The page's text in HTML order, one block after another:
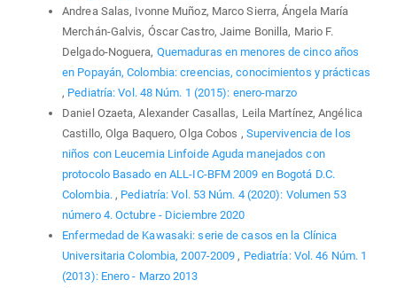
Andrea Salas, Ivonne Muñoz, Marco Sierra, Ángela María
Merchán-Galvis, Óscar Castro, Jaime Bonilla, Mario F.
Delgado-Noguera, Quemaduras en menores de cinco años
en Popayán, Colombia: creencias, conocimientos y prácticas
, Pediatría: Vol. 48 Núm. 1 (2015): enero-marzo
Daniel Ozaeta, Alexander Casallas, Leila Martínez, Angélica
Castillo, Olga Baquero, Olga Cobos , Supervivencia de los
niños con Leucemia Linfoide Aguda manejados con
protocolo Basado en ALL-IC-BFM 2009 en Bogotá D.C.
Colombia. , Pediatría: Vol. 53 Núm. 4 (2020): Volumen 53
número 4. Octubre - Diciembre 2020
Enfermedad de Kawasaki: serie de casos en la Clínica
Universitaria Colombia, 2007-2009 , Pediatría: Vol. 46 Núm. 1
(2013): Enero - Marzo 2013